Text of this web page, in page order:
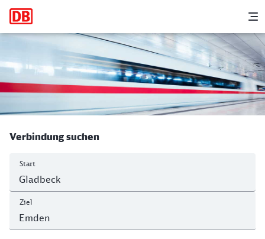
Hauptnavigation
Gladbeck West - Emden Hbf
Verbindung suchen
Start
Ziel